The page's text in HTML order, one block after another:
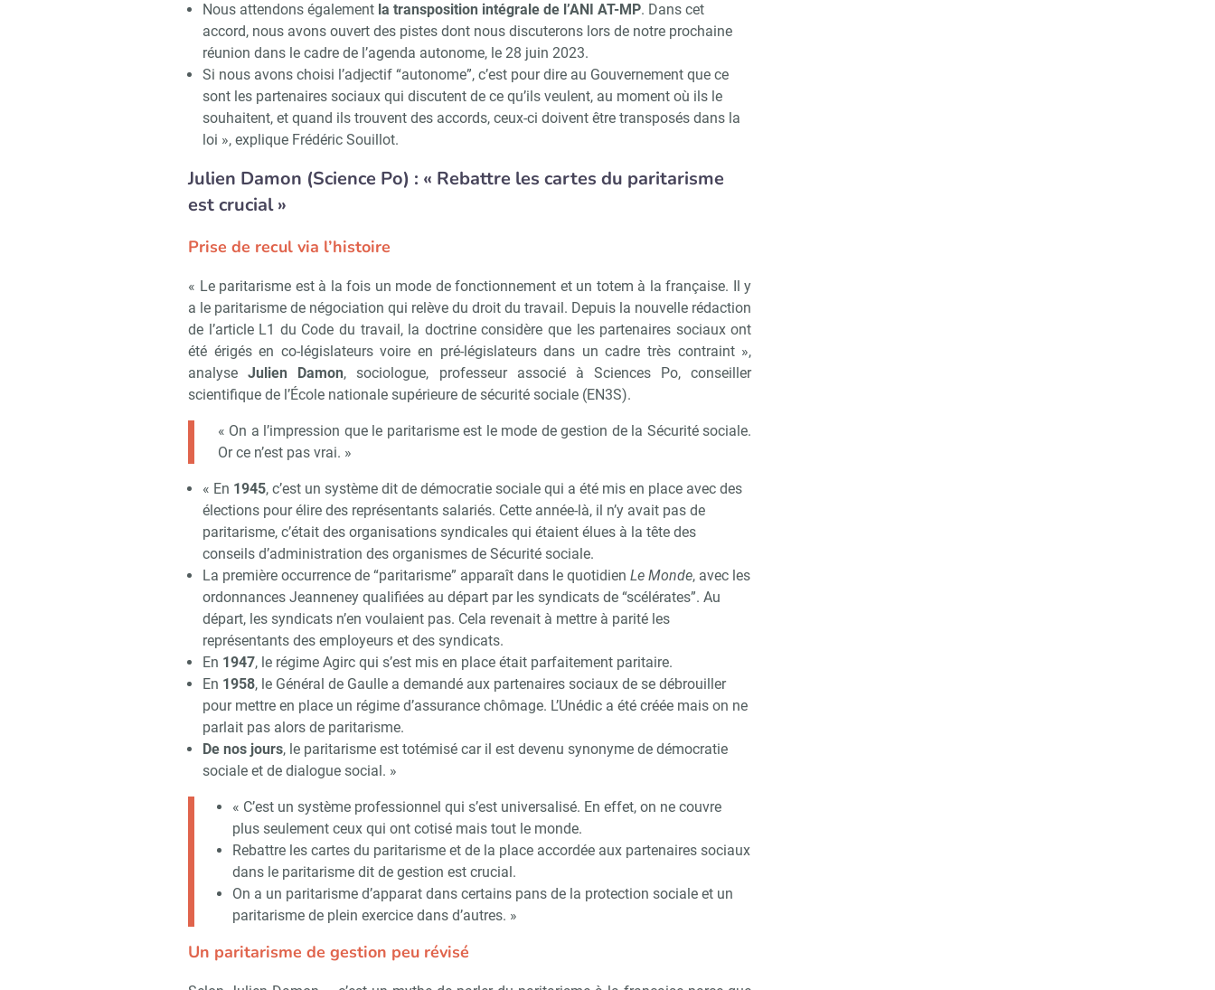
Nous attendons également la transposition intégrale de l’ANI AT-MP. Dans cet
accord, nous avons ouvert des pistes dont nous discuterons lors de notre prochaine
réunion dans le cadre de l’agenda autonome, le 28 juin 2023.
Si nous avons choisi l’adjectif “autonome”, c’est pour dire au Gouvernement que ce
sont les partenaires sociaux qui discutent de ce qu’ils veulent, au moment où ils le
souhaitent, et quand ils trouvent des accords, ceux-ci doivent être transposés dans la
loi », explique Frédéric Souillot.
Julien Damon (Science Po) : « Rebattre les cartes du paritarisme
est crucial »
Prise de recul via l’histoire
« Le paritarisme est à la fois un mode de fonctionnement et un totem à la française. Il y
a le paritarisme de négociation qui relève du droit du travail. Depuis la nouvelle rédaction
de l’article L1 du Code du travail, la doctrine considère que les partenaires sociaux ont
été érigés en co-législateurs voire en pré-législateurs dans un cadre très contraint »,
analyseJulien Damon, sociologue, professeur associé à Sciences Po, conseiller
scientifique de l’École nationale supérieure de sécurité sociale (EN3S).
« On a l’impression que le paritarisme est le mode de gestion de la Sécurité sociale.
Or ce n’est pas vrai. »
« En 1945, c’est un système dit de démocratie sociale qui a été mis en place avec des
élections pour élire des représentants salariés. Cette année-là, il n’y avait pas de
paritarisme, c’était des organisations syndicales qui étaient élues à la tête des
conseils d’administration des organismes de Sécurité sociale.
La première occurrence de “paritarisme” apparaît dans le quotidien Le Monde, avec les
ordonnances Jeanneney qualifiées au départ par les syndicats de “scélérates”. Au
départ, les syndicats n’en voulaient pas. Cela revenait à mettre à parité les
représentants des employeurs et des syndicats.
En 1947, le régime Agirc qui s’est mis en place était parfaitement paritaire.
En 1958, le Général de Gaulle a demandé aux partenaires sociaux de se débrouiller
pour mettre en place un régime d’assurance chômage. L’Unédic a été créée mais on ne
parlait pas alors de paritarisme.
De nos jours, le paritarisme est totémisé car il est devenu synonyme de démocratie
sociale et de dialogue social. »
« C’est un système professionnel qui s’est universalisé. En effet, on ne couvre
plus seulement ceux qui ont cotisé mais tout le monde.
Rebattre les cartes du paritarisme et de la place accordée aux partenaires sociaux
dans le paritarisme dit de gestion est crucial.
On a un paritarisme d’apparat dans certains pans de la protection sociale et un
paritarisme de plein exercice dans d’autres. »
Un paritarisme de gestion peu révisé